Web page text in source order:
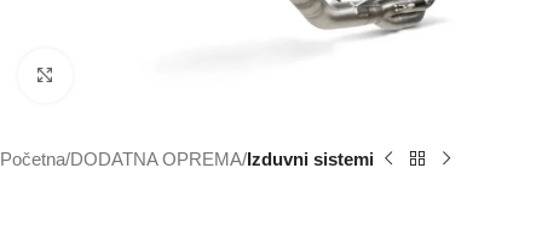
Početna DODATNA OPREMA Izduvni sistemi